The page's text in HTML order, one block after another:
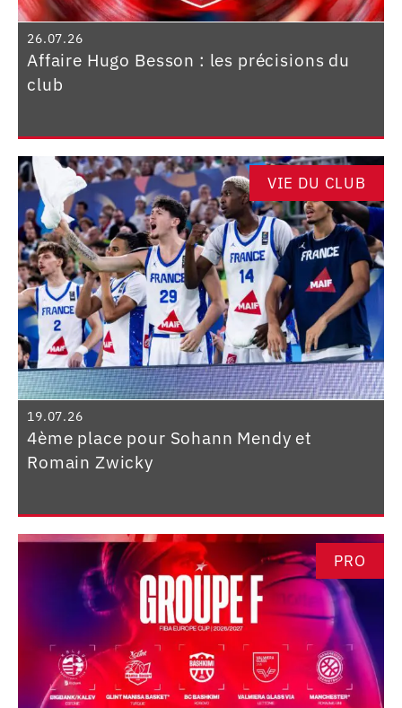
26.07.26
Affaire Hugo Besson : les précisions du
club
VIE DU CLUB
19.07.26
4ème place pour Sohann Mendy et
Romain Zwicky
PRO